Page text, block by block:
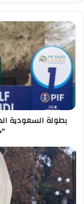
بطولة السعودية